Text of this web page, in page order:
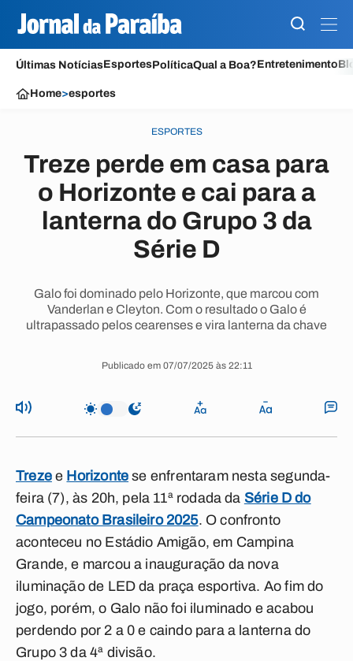
Últimas NotíciasEsportesPolíticaQual a Boa?Entretenimento
Home>esportes
ESPORTES
Treze perde em casa para
o Horizonte e cai para a
lanterna do Grupo 3 da
Série D
Galo foi dominado pelo Horizonte, que marcou com
Vanderlan e Cleyton. Com o resultado o Galo é
ultrapassado pelos cearenses e vira lanterna da chave
Publicado em 07/07/2025 às 22:11
Trezee Horizonte se enfrentaram nesta segunda-
feira (7), às 20h, pela 11ª rodada da Série D do
Campeonato Brasileiro 2025. O confronto
aconteceu no Estádio Amigão, em Campina
Grande, e marcou a inauguração da nova
iluminação de LED da praça esportiva. Ao fim do
jogo, porém, o Galo não foi iluminado e acabou
perdendo por 2 a 0 e caindo para a lanterna do
Grupo 3 da 4ª divisão.